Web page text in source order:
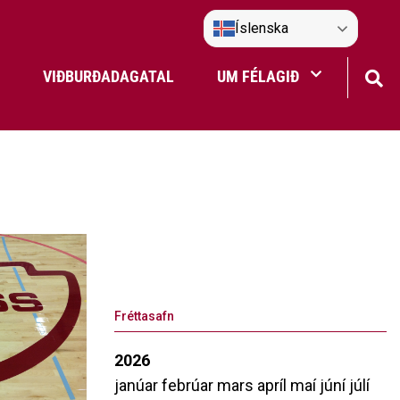
VIÐBURÐADAGATAL UM FÉLAGIÐ
Íslenska
Fréttasafn
2026
janúarfebrúar mars apríl maí júní júlí